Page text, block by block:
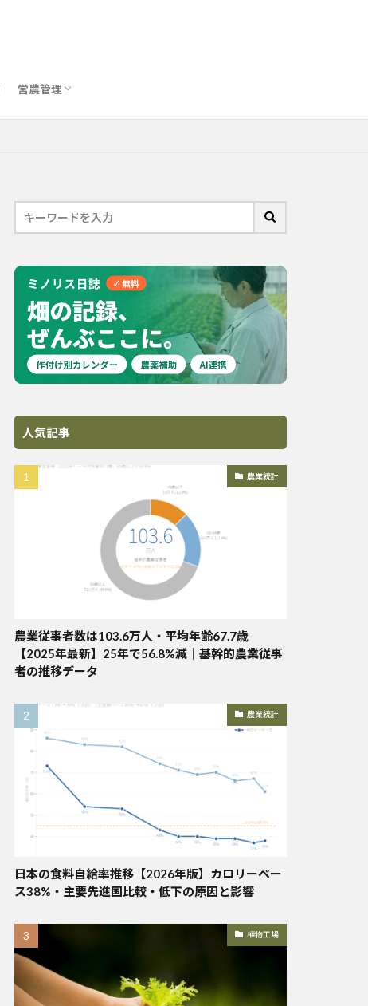
営農管理
圃場管理アプリおすすめ10選
農業用トイレ比較
バイオスティミュラント完全ガイド
人気記事
農業統計
農業従事者数は103.6万人・平均年齢67.7歳
【2025年最新】25年で56.8%減｜基幹的農業従事
者の推移データ
農業統計
日本の食料自給率推移【2026年版】カロリーベー
ス38%・主要先進国比較・低下の原因と影響
植物工場